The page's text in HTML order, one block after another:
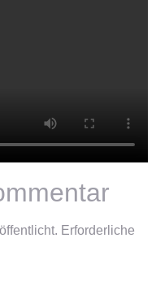
Erforderliche